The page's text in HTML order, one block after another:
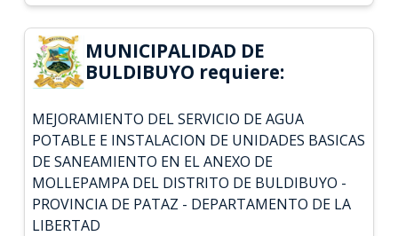
MUNICIPALIDAD DE
BULDIBUYO requiere:
MEJORAMIENTO DEL SERVICIO DE AGUA
POTABLE E INSTALACION DE UNIDADES BASICAS
DE SANEAMIENTO EN EL ANEXO DE
MOLLEPAMPA DEL DISTRITO DE BULDIBUYO -
PROVINCIA DE PATAZ - DEPARTAMENTO DE LA
LIBERTAD